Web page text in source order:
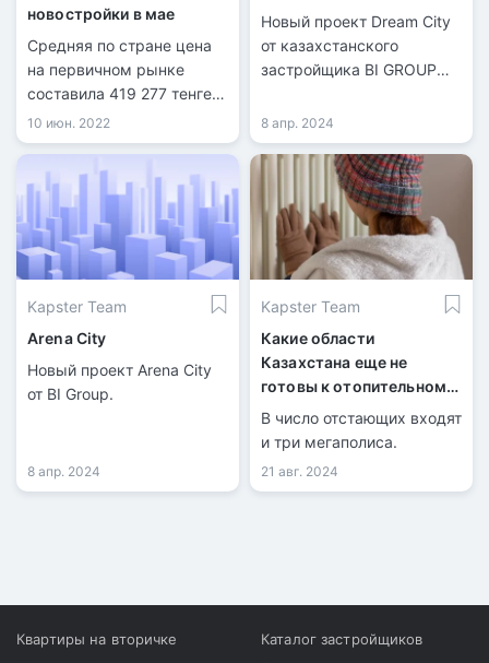
новостройки в мае
Средняя по стране цена
на первичном рынке
составила 419 277 тенге
за квадрат. Это на 6 962
тенге дороже, чем в
10 июн. 2022
Новый проект Dream City
от казахстанского
застройщика BI GROUP
комплексное
благоустройство участков
земли с домами,
коммуникациями,
инженерными системами,
а также собственную
инфраструктуру: детские
сады, школы, игровые
площадки, помещения и
лечебные пункты с
единой архитектурой.
8 апр. 2024
Kapster Team
Arena City
Новый проект Arena City
от BI Group.
8 апр. 2024
Kapster Team
Какие области
Казахстана еще не
готовы к отопительному
сезону?
В число отстающих входят
и три мегаполиса.
21 авг. 2024
Квартиры на вторичке
Каталог застройщиков